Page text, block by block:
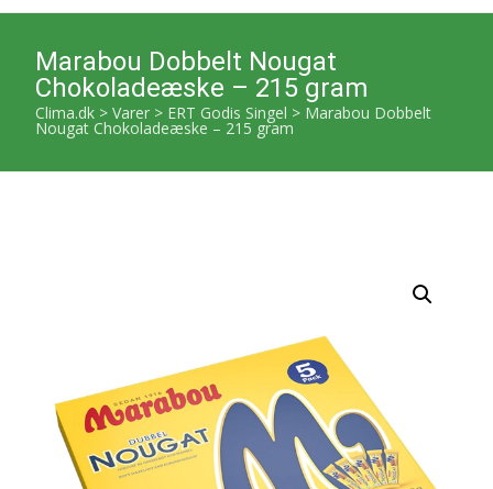
Marabou Dobbelt Nougat
Chokoladeæske – 215 gram
Clima.dk > Varer > ERT Godis Singel > Marabou Dobbelt
Nougat Chokoladeæske – 215 gram